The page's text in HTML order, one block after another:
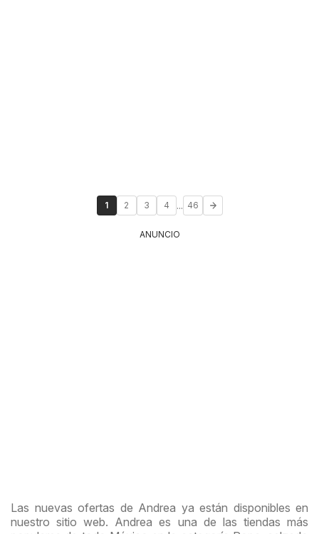
1 2 3 4 ... 46
ANUNCIO
Las nuevas ofertas de Andrea ya están disponibles en
nuestro sitio web. Andrea es una de las tiendas más